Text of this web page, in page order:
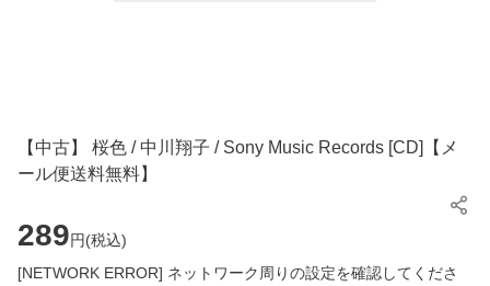
【中古】 桜色 / 中川翔子 / Sony Music Records [CD]【メ
ール便送料無料】
289円(税込)
[NETWORK ERROR] ネットワーク周りの設定を確認してくださ